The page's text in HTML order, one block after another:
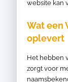
website kan
Wat een
oplevert
Het hebben
zorgt voor